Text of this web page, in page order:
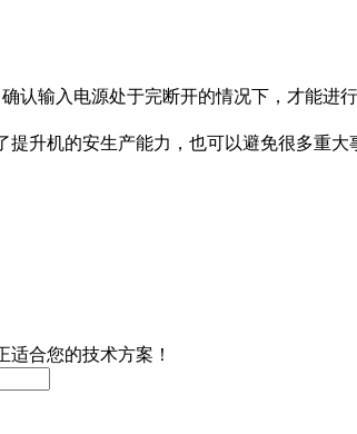
输入电源处于完断开的情况下，才能进行
机的安生产能力，也可以避免很多重大
合您的技术方案！